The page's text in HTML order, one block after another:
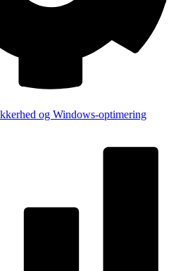
og Windows-optimering